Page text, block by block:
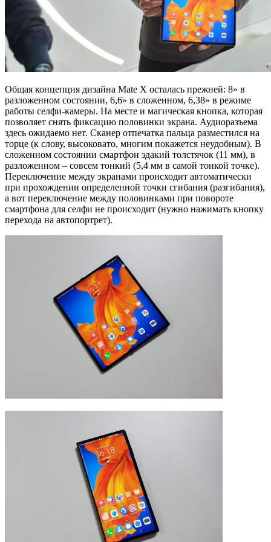
Общая концепция дизайна Mate X осталась прежней: 8» в
разложенном состоянии, 6,6» в сложенном, 6,38» в режиме
работы селфи-камеры. На месте и магическая кнопка, которая
позволяет снять фиксацию половинки экрана. Аудиоразъема
здесь ожидаемо нет. Сканер отпечатка пальца разместился на
торце (к слову, высоковато, многим покажется неудобным). В
сложенном состоянии смартфон эдакий толстячок (11 мм), в
разложенном – совсем тонкий (5,4 мм в самой тонкой точке).
Переключение между экранами происходит автоматически
при прохождении определенной точки сгибания (разгибания),
а вот переключение между половинками при повороте
смартфона для селфи не происходит (нужно нажимать кнопку
перехода на автопортрет).